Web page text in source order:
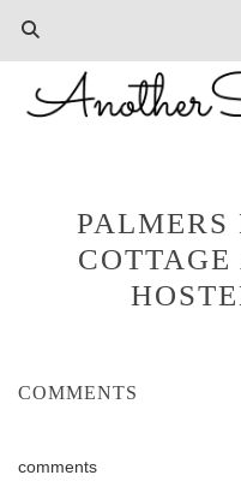
PALMERS
COMMENTS
comments